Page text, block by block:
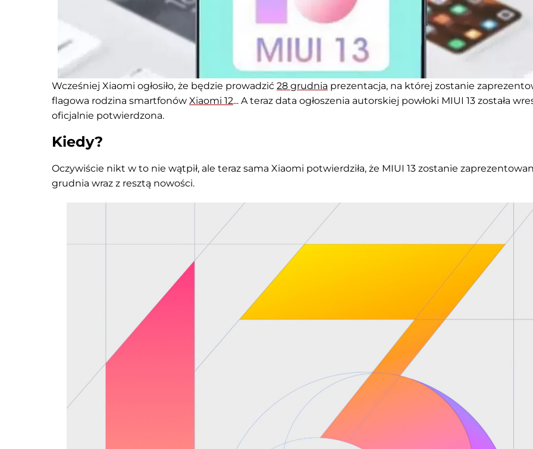
Wcześniej Xiaomi ogłosiło, że będzie prowadzić 28 grudnia prezentacja, na której zostanie
flagowa rodzina smartfonów Xiaomi 12... A teraz data ogłoszenia autorskiej powłoki MIUI 13 została
oficjalnie potwierdzona.
Kiedy?
Oczywiście nikt w to nie wątpił, ale teraz sama Xiaomi potwierdziła, że ​​MIUI 13 zostanie
grudnia wraz z resztą nowości.